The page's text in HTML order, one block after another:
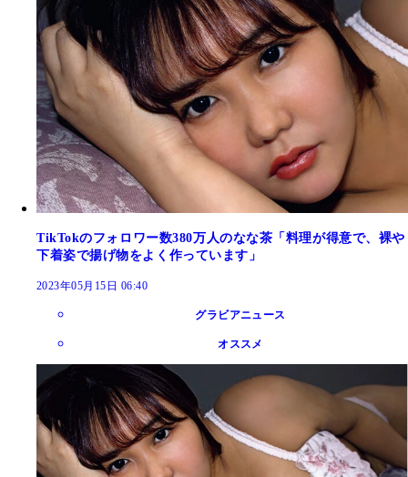
TikTokのフォロワー数380万人のなな茶「料理が得意で、裸や
下着姿で揚げ物をよく作っています」
2023年05月15日 06:40
グラビアニュース
オススメ